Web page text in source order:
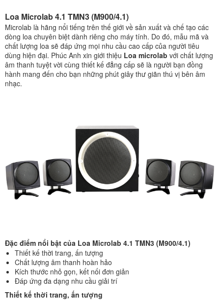
Loa Microlab 4.1 TMN3 (M900/4.1)
Microlab là hãng nổi tiếng trên thế giới về sản xuất và chế tạo các
dòng loa chuyên biệt dành riêng cho máy tính. Do đó, mẫu mã và
chất lượng loa sẽ đáp ứng mọi nhu cầu cao cấp của người tiêu
dùng hiện đại. Phúc Anh xin giới thiệu Loa microlab với chất lượng
âm thanh tuyệt vời cùng thiết kế đẳng cấp sẽ là người bạn đồng
hành mang đến cho bạn những phút giây thư giãn thú vị bên âm
nhạc.
Đặc điểm nổi bật của Loa Microlab 4.1 TMN3 (M900/4.1)
Thiết kế thời trang, ấn tượng
Chất lượng âm thanh hoàn hảo
Kích thước nhỏ gọn, kết nối đơn giản
Đáp ứng đa dạng nhu cầu giải trí
Thiết kế thời trang, ấn tượng